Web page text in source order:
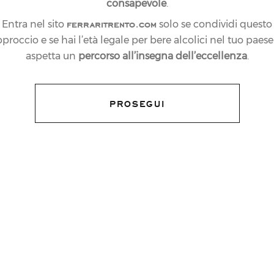
consapevole.
Entra nel sito ferraritrento.com solo se condividi questo
e se hai l’età legale per bere alcolici nel tuo
aspetta un percorso all’insegna dell’eccellenza.
PROSEGUI